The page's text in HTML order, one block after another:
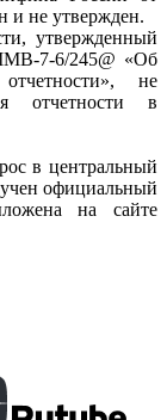
и не утвержден.
утвержденный
7-6/245@ «Об
не
отчетности в
в центральный
официальный
на сайте